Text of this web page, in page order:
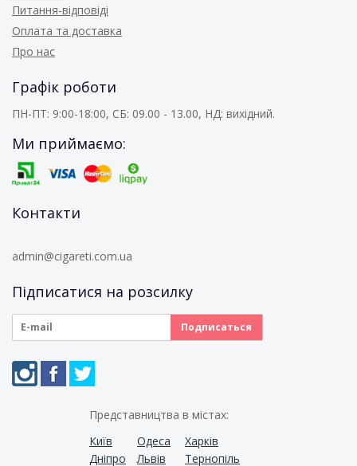
Питання-відповіді
Оплата та доставка
Про нас
Графік роботи
ПН-ПТ: 9:00-18:00, СБ: 09.00 - 13.00, НД: вихідний.
Ми приймаємо:
Контакти
admin@cigareti.com.ua
Підписатися на розсилку
Представництва в містах:
Київ
Одеса
Харків
Дніпро
Львів Тернопіль